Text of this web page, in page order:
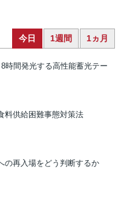
今日 1週間 1ヵ月
時間発光する高性能蓄光テー
料供給困難事態対策法
の再入場をどう判断するか